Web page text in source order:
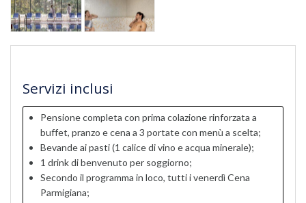
Servizi inclusi
Pensione completa con prima colazione rinforzata a
buffet, pranzo e cena a 3 portate con menù a scelta;
Bevande ai pasti (1 calice di vino e acqua minerale);
1 drink di benvenuto per soggiorno;
Secondo il programma in loco, tutti i venerdì Cena
Parmigiana;